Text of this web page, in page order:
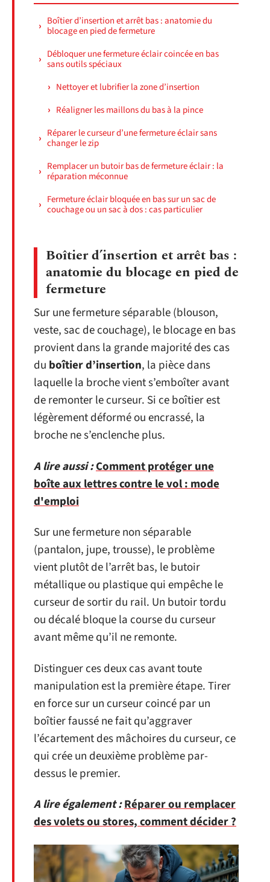
Boîtier d’insertion et arrêt bas : anatomie du
blocage en pied de fermeture
Débloquer une fermeture éclair coincée en bas
sans outils spéciaux
Nettoyer et lubrifier la zone d’insertion
Réaligner les maillons du bas à la pince
Réparer le curseur d’une fermeture éclair sans
changer le zip
Remplacer un butoir bas de fermeture éclair : la
réparation méconnue
Fermeture éclair bloquée en bas sur un sac de
couchage ou un sac à dos : cas particulier
Boîtier d’insertion et arrêt bas :
anatomie du blocage en pied de
fermeture
Sur une fermeture séparable (blouson,
veste, sac de couchage), le blocage en bas
provient dans la grande majorité des cas
du boîtier d’insertion, la pièce dans
laquelle la broche vient s’emboîter avant
de remonter le curseur. Si ce boîtier est
légèrement déformé ou encrassé, la
broche ne s’enclenche plus.
A lire aussi :Comment protéger une
boîte aux lettres contre le vol : mode
d'emploi
Sur une fermeture non séparable
(pantalon, jupe, trousse), le problème
vient plutôt de l’arrêt bas, le butoir
métallique ou plastique qui empêche le
curseur de sortir du rail. Un butoir tordu
ou décalé bloque la course du curseur
avant même qu’il ne remonte.
Distinguer ces deux cas avant toute
manipulation est la première étape. Tirer
en force sur un curseur coincé par un
boîtier faussé ne fait qu’aggraver
l’écartement des mâchoires du curseur, ce
qui crée un deuxième problème par-
dessus le premier.
A lire également :Réparer ou remplacer
des volets ou stores, comment décider ?